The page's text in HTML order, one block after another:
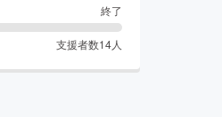
終了
支援者数14人